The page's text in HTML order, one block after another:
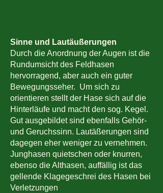
Sinne und Lautäußerungen
Durch die Anordnung der Augen ist die
Rundumsicht des Feldhasen
hervorragend, aber auch ein guter
Bewegungsseher. Um sich zu
orientieren stellt der Hase sich auf die
Hinterläufe und macht den sog. Kegel.
Gut ausgebildet sind ebenfalls Gehör-
und Geruchssinn. Lautäßerungen sind
dagegen eher weniger zu vernehmen.
Junghasen quietschen oder knurren,
ebenso die Althasen, auffällig ist das
gellende Klagegeschrei des Hasen bei
Verletzungen